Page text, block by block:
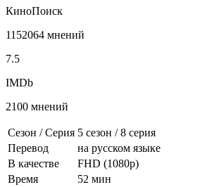
КиноПоиск
1152064 мнений
7.5
IMDb
2100 мнений
Сезон / Серия 5 сезон /8 серия
Перевод
на русском языке
В качестве
FHD (1080p)
Время
52 мин